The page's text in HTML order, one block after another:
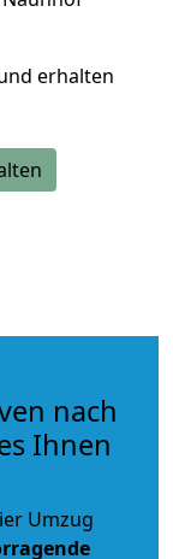
erhalten
nach
Ihnen
Umzug